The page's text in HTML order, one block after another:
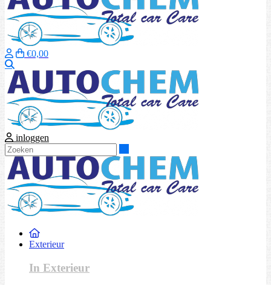
€0,00
inloggen
Exterieur
In Exterieur